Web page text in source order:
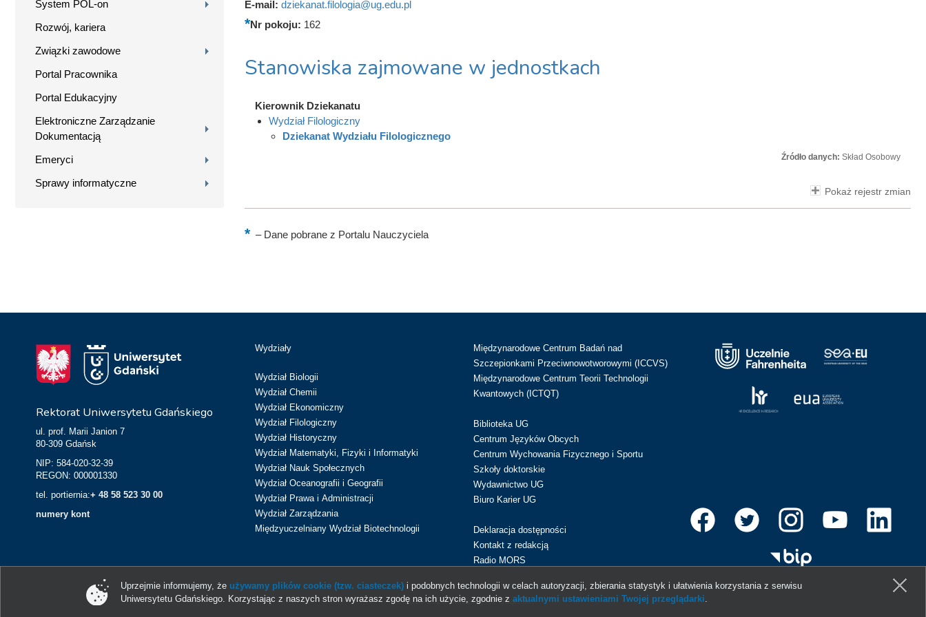
System POL-on
Rozwój, kariera
Związki zawodowe
Portal Pracownika
Portal Edukacyjny
Elektroniczne Zarządzanie
Dokumentacją
Emeryci
Sprawy informatyczne
E-mail: dziekanat.filologia@ug.edu.pl
Nr pokoju: 162
Stanowiska zajmowane w jednostkach
Kierownik Dziekanatu
Wydział Filologiczny
Dziekanat Wydziału Filologicznego
Źródło danych: Skład Osobowy
Pokaż rejestr zmian
–Dane pobrane z Portalu Nauczyciela
Rektorat Uniwersytetu Gdańskiego
ul. prof. Marii Janion 7
80-309 Gdańsk
NIP: 584-020-32-39
REGON: 000001330
tel. portiernia:+ 48 58 523 30 00
numery kont
Wydziały
Wydział Biologii
Wydział Chemii
Wydział Ekonomiczny
Wydział Filologiczny
Wydział Historyczny
Wydział Matematyki, Fizyki i Informatyki
Wydział Nauk Społecznych
Wydział Oceanografii i Geografii
Wydział Prawa i Administracji
Wydział Zarządzania
Międzyuczelniany Wydział Biotechnologii
Międzynarodowe Centrum Badań nad
Szczepionkami Przeciwnowotworowymi (ICCVS)
Międzynarodowe Centrum Teorii Technologii
Kwantowych (ICTQT)
Biblioteka UG
Centrum Języków Obcych
Centrum Wychowania Fizycznego i Sportu
Szkoły doktorskie
Wydawnictwo UG
Biuro Karier UG
Deklaracja dostępności
Kontakt z redakcją
Radio MORS
© 2013-2026 Uniwersytet Gdański
Uprzejmie informujemy, że używamy plików cookie (tzw. ciasteczek)i podobnych technologii w celach autoryzacji, zbierania statystyk i ułatwienia korzystania z serwisu
Uniwersytetu Gdańskiego. Korzystając z naszych stron wyrażasz zgodę na ich użycie, zgodnie z aktualnymi ustawieniami Twojej przeglądarki.